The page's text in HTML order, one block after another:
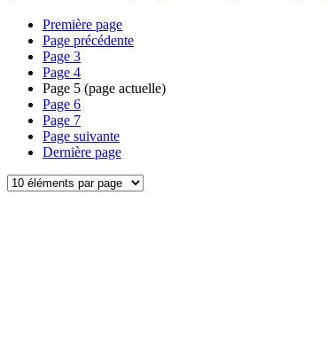
Première page
Page précédente
Page 3
Page 4
Page 5 (page actuelle)
Page 6
Page 7
Page suivante
Dernière page